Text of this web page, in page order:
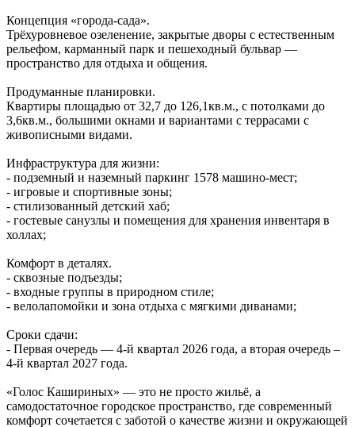
Концепция «города‑сада».
Трёхуровневое озеленение, закрытые дворы с естественным
рельефом, карманный парк и пешеходный бульвар —
пространство для отдыха и общения.
Продуманные планировки.
Квартиры площадью от 32,7 до 126,1кв.м., с потолками до
3,6кв.м., большими окнами и вариантами с террасами с
живописными видами.
Инфраструктура для жизни:
- подземный и наземный паркинг 1578 машино‑мест;
- игровые и спортивные зоны;
- стилизованный детский хаб;
- гостевые санузлы и помещения для хранения инвентаря в
холлах;
Комфорт в деталях.
- сквозные подъезды;
- входные группы в природном стиле;
- велолапомойки и зона отдыха с мягкими диванами;
Сроки сдачи:
- Первая очередь — 4‑й квартал 2026 года, а вторая очередь –
4-й квартал 2027 года.
«Голос Кашириных» — это не просто жильё, а
самодостаточное городское пространство, где современный
комфорт сочетается с заботой о качестве жизни и окружающей